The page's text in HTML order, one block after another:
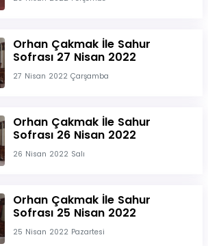
Orhan Çakmak İle Sahur
Sofrası 27 Nisan 2022
27 Nisan 2022 Çarşamba
Orhan Çakmak İle Sahur
Sofrası 26 Nisan 2022
26 Nisan 2022 Salı
Orhan Çakmak İle Sahur
Sofrası 25 Nisan 2022
25 Nisan 2022 Pazartesi